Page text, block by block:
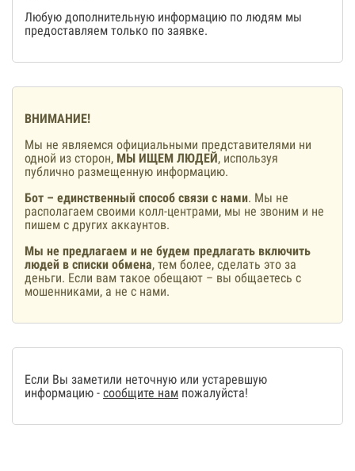
Любую дополнительную информацию по людям мы
предоставляем только по заявке.
ВНИМАНИЕ!
Мы не являемся официальными представителями ни
одной из сторон, МЫ ИЩЕМ ЛЮДЕЙ, используя
публично размещенную информацию.
Бот – единственный способ связи с нами. Мы не
располагаем своими колл-центрами, мы не звоним и не
пишем с других аккаунтов.
Мы не предлагаем и не будем предлагать включить
людей в списки обмена, тем более, сделать это за
деньги. Если вам такое обещают – вы общаетесь с
мошенниками, а не с нами.
Если Вы заметили неточную или устаревшую
информацию - сообщите нам пожалуйста!